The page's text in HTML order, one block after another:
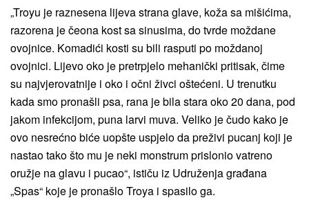
„Troyu je raznesena lijeva strana glave, koža sa mišićima,
razorena je čeona kost sa sinusima, do tvrde moždane
ovojnice. Komadići kosti su bili rasputi po moždanoj
ovojnici. Lijevo oko je pretrpjelo mehanički pritisak, čime
su najvjerovatnije i oko i očni živci oštećeni. U trenutku
kada smo pronašli psa, rana je bila stara oko 20 dana, pod
jakom infekcijom, puna larvi muva. Veliko je čudo kako je
ovo nesrećno biće uopšte uspjelo da preživi pucanj koji je
nastao tako što mu je neki monstrum prislonio vatreno
oružje na glavu i pucao“, ističu iz Udruženja građana
„Spas“ koje je pronašlo Troya i spasilo ga.